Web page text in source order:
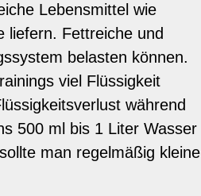
Lebensmittel wie
liefern. Fettreiche und
belasten können.
viel Flüssigkeit
während
500 ml bis 1 Liter Wasser
man regelmäßig kleine